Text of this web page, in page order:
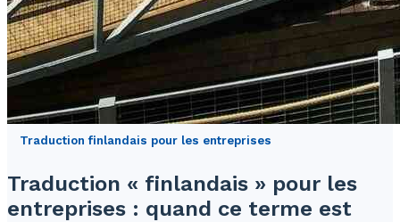
Traduction finlandais pour les entreprises
Traduction « finlandais » pour les
entreprises : quand ce terme est